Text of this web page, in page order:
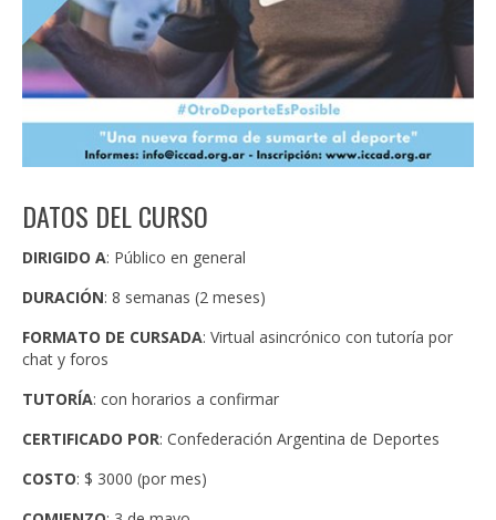
DATOS DEL CURSO
DIRIGIDO A: Público en general
DURACIÓN: 8 semanas (2 meses)
FORMATO DE CURSADA: Virtual asincrónico con tutoría por
chat y foros
TUTORÍA: con horarios a confirmar
CERTIFICADO POR: Confederación Argentina de Deportes
COSTO: $ 3000 (por mes)